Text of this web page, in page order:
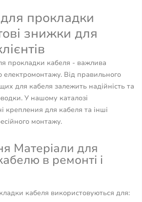
прокладки
знижки для
прокладки кабеля - важлива
електромонтажу. Від правильного
для кабеля залежить надійність та
У нашому каталозі
крепления для кабеля та інші
монтажу.
Матеріали для
в ремонті і
кабеля використовуються для: